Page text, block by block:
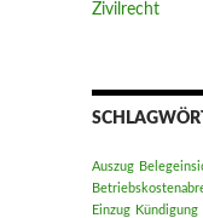
Zivilrecht
Auszug
Einzug Kündigung